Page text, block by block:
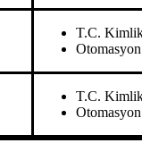
T.C. Kimlik
T.C. Kimlik